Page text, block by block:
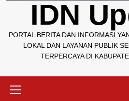
IDN
PORTAL BERITA DAN INFORMASI
LOKAL DAN LAYANAN PUBLIK
TERPERCAYA DI
Menu